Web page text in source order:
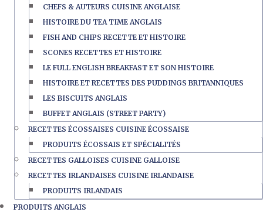
CHEFS & AUTEURS CUISINE ANGLAISE
HISTOIRE DU TEA TIME ANGLAIS
FISH AND CHIPS RECETTE ET HISTOIRE
SCONES RECETTES ET HISTOIRE
LE FULL ENGLISH BREAKFAST ET SON HISTOIRE
HISTOIRE ET RECETTES DES PUDDINGS BRITANNIQUES
LES BISCUITS ANGLAIS
BUFFET ANGLAIS (STREET PARTY)
RECETTES ÉCOSSAISES CUISINE ÉCOSSAISE
PRODUITS ÉCOSSAIS ET SPÉCIALITÉS
RECETTES GALLOISES CUISINE GALLOISE
RECETTES IRLANDAISES CUISINE IRLANDAISE
PRODUITS IRLANDAIS
PRODUITS ANGLAIS